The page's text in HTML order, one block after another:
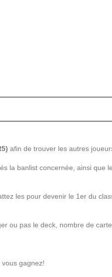
afin de trouver les autres
la banlist concernée, ainsi que
les pour devenir le 1er du
ou pas le deck, nombre de
gagnez!